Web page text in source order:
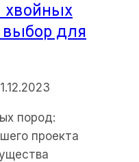
для
пород:
проекта